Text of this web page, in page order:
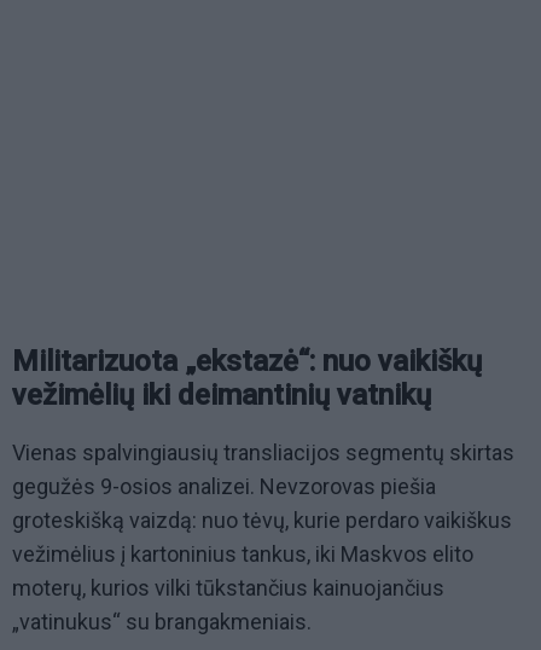
Militarizuota „ekstazė“: nuo vaikiškų
vežimėlių iki deimantinių vatnikų
Vienas spalvingiausių transliacijos segmentų skirtas
gegužės 9-osios analizei. Nevzorovas piešia
groteskišką vaizdą: nuo tėvų, kurie perdaro vaikiškus
vežimėlius į kartoninius tankus, iki Maskvos elito
moterų, kurios vilki tūkstančius kainuojančius
„vatinukus“ su brangakmeniais.